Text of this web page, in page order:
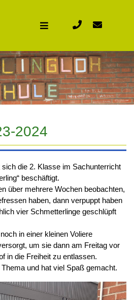
2024
die 2. Klasse im Sachunterricht
beschäftigt.
über mehrere Wochen beobachten,
haben, dann verpuppt haben
vier Schmetterlinge geschlüpft
in einer kleinen Voliere
um sie dann am Freitag vor
in die Freiheit zu entlassen.
und hat viel Spaß gemacht.